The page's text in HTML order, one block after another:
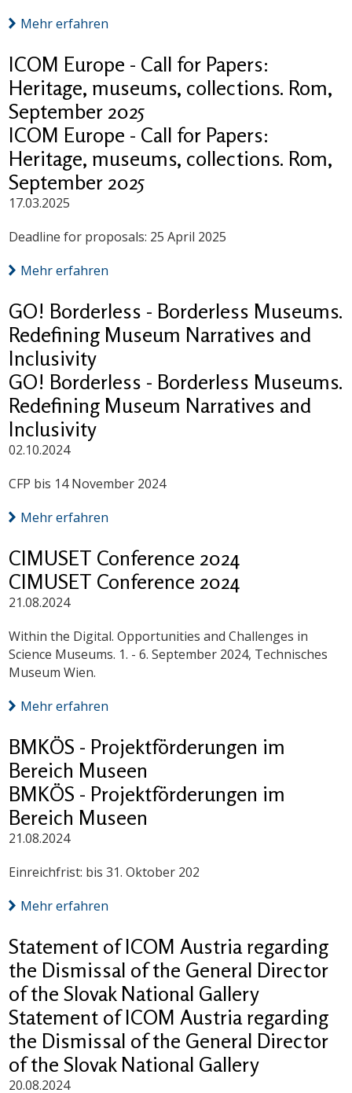
Mehr erfahren
ICOM Europe - Call for Papers:
Heritage, museums, collections. Rom,
September 2025
ICOM Europe - Call for Papers:
Heritage, museums, collections. Rom,
September 2025
17.03.2025
Deadline for proposals: 25 April 2025
Mehr erfahren
GO! Borderless - Borderless Museums.
Redefining Museum Narratives and
Inclusivity
GO! Borderless - Borderless Museums.
Redefining Museum Narratives and
Inclusivity
02.10.2024
CFP bis 14 November 2024
Mehr erfahren
CIMUSET Conference 2024
CIMUSET Conference 2024
21.08.2024
Within the Digital. Opportunities and Challenges in
Science Museums. 1. - 6. September 2024, Technisches
Museum Wien.
Mehr erfahren
BMKÖS - Projektförderungen im
Bereich Museen
BMKÖS - Projektförderungen im
Bereich Museen
21.08.2024
Einreichfrist: bis 31. Oktober 202
Mehr erfahren
Statement of ICOM Austria regarding
the Dismissal of the General Director
of the Slovak National Gallery
Statement of ICOM Austria regarding
the Dismissal of the General Director
of the Slovak National Gallery
20.08.2024